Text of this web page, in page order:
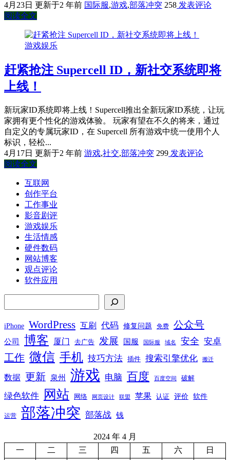
4月23日 更新于2 年前 国际服,游戏,部落冲突 258 发表评论
阅读全文
游戏娱乐
赶紧抢注 Supercell ID，新社交系统即将
上线！
新玩家ID系统即将上线！Supercell推出全新玩家ID系统，让玩
家拥有更个性化的游戏体验。 玩家有望在不久的将来，通过
自定义的专属玩家ID，在 Supercell 所有游戏中统一使用个人
标识，轻松...
4月17日 更新于2 年前 游戏,社交,部落冲突 299 发表评论
阅读全文
互联网
创作平台
工作事业
影音剧评
游戏娱乐
生活情感
硬件数码
网站博客
观点评论
软件应用
iPhone WordPress 互刷 代码 修复问题 免费 公众号
公司 博客 厦门 去广告 发展 国服 国际服 域名 安全 安卓
工作 微信 手机 技巧方法 插件 搜索引擎优化 搬迁
数据 更新 泉州 游戏 电脑 百度 百度空间 破解
绿色软件 网站 网络 网页设计 联盟 苹果 认证 评价 软件
运营 部落冲突 部落战 钱
2024 年 4 月
一
二 三 四 五 六
日